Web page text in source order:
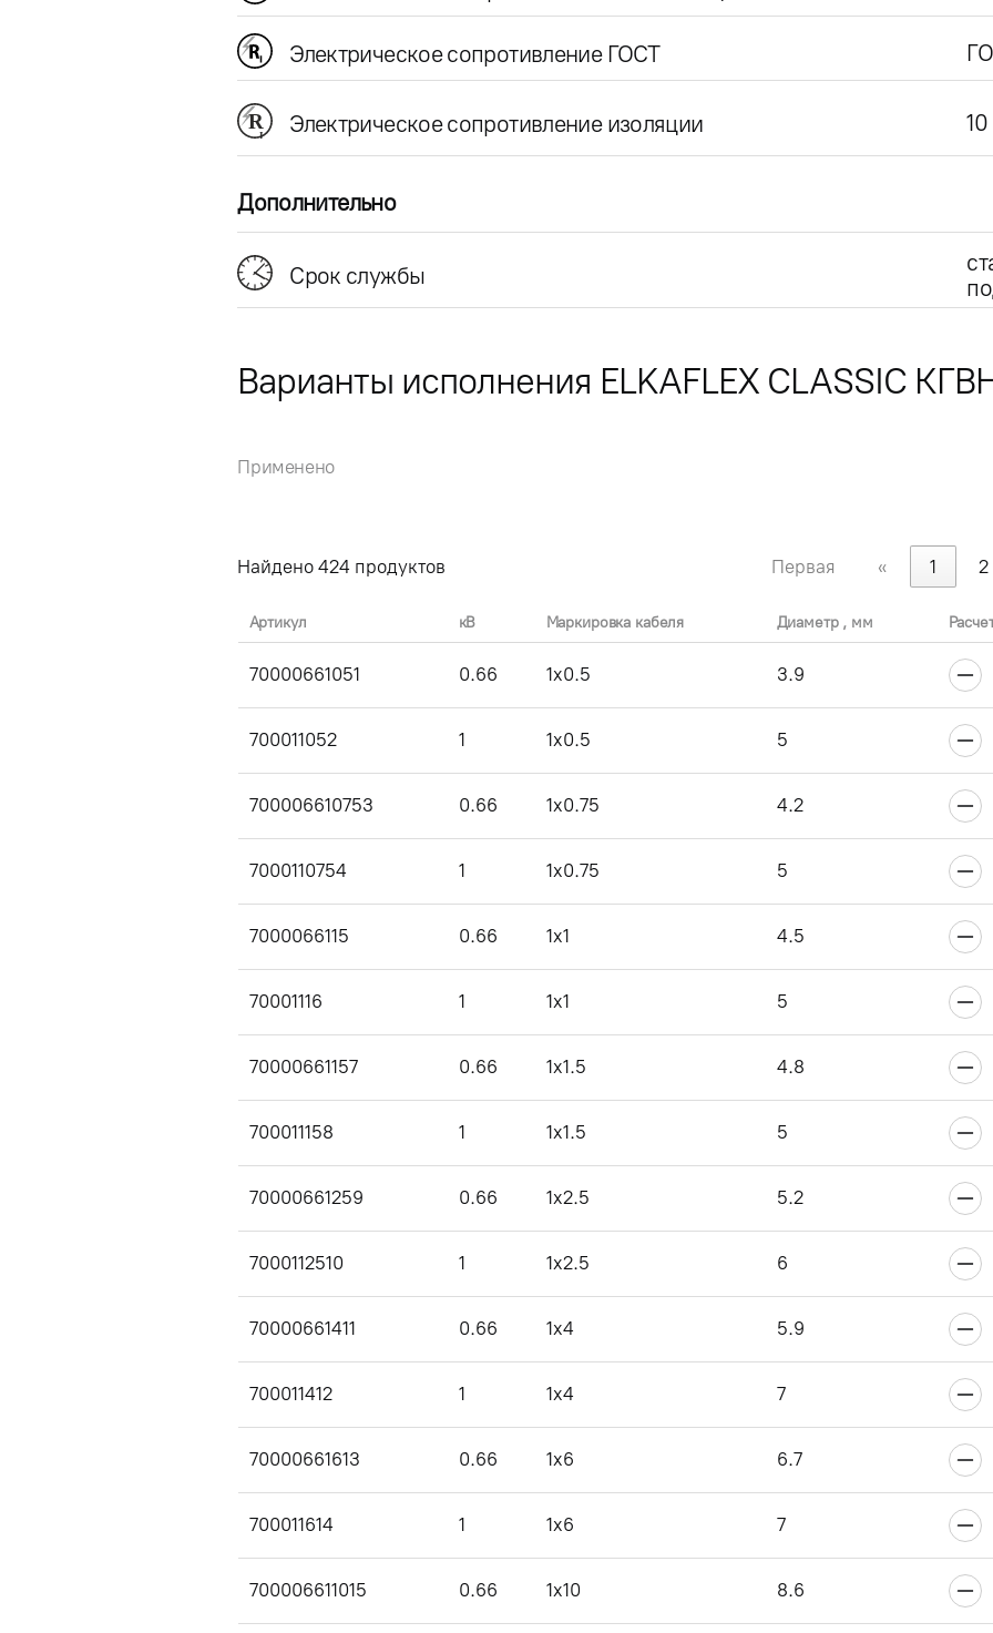
Электрическое сопротивление ГОСТ
Электрическое сопротивление изоляции 10
Дополнительно
Срок службы
Варианты исполнения ELKAFLEX CLASSIC
Применено
Найдено424 продуктов Первая « 1 2
Артикул кВ Маркировка кабеля Диаметр , мм
70000661051 0.66 1x0.5 3.9
700011052 1 1x0.5 5
700006610753 0.66 1x0.75 4.2
7000110754 1 1x0.75 5
7000066115 0.66 1x1 4.5
70001116 1 1x1 5
70000661157 0.66 1x1.5 4.8
700011158 1 1x1.5 5
70000661259 0.66 1x2.5 5.2
7000112510 1 1x2.5 6
70000661411 0.66 1x4 5.9
700011412 1 1x4 7
70000661613 0.66 1x6 6.7
700011614 1 1x6 7
700006611015 0.66 1x10 8.6